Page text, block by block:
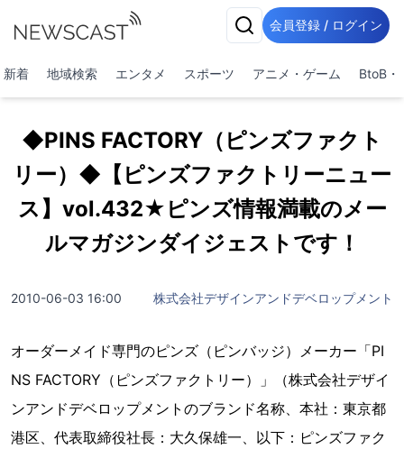
会員登録 / ログイン
新着 地域検索 エンタメ スポーツ アニメ・ゲーム BtoB・
◆PINS FACTORY（ピンズファクト
リー）◆【ピンズファクトリーニュー
ス】vol.432★ピンズ情報満載のメー
ルマガジンダイジェストです！
2010-06-03 16:00 株式会社デザインアンドデベロップメント
オーダーメイド専門のピンズ（ピンバッジ）メーカー「PI
NS FACTORY（ピンズファクトリー）」（株式会社デザイ
ンアンドデベロップメントのブランド名称、本社：東京都
港区、代表取締役社長：大久保雄一、以下：ピンズファク